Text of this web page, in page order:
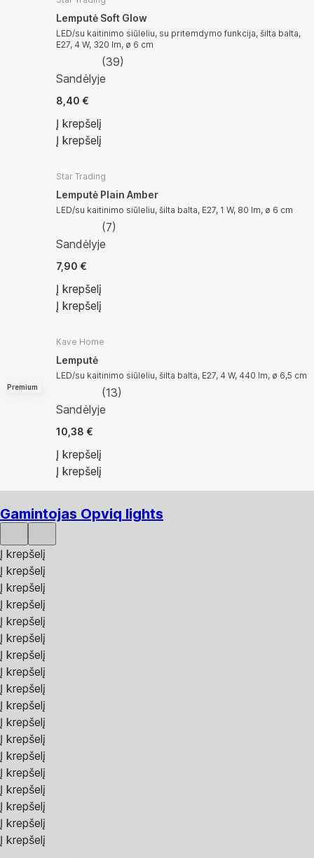
Lemputė Soft Glow
LED/su kaitinimo siūleliu, su pritemdymo funkcija, šilta balta,
E27, 4 W, 320 lm, ø 6 cm
(39)
Sandėlyje
8,40 €
Į krepšelį
Į krepšelį
Star Trading
Lemputė Plain Amber
LED/su kaitinimo siūleliu, šilta balta, E27, 1 W, 80 lm, ø 6 cm
(7)
Sandėlyje
7,90 €
Į krepšelį
Į krepšelį
Premium
Kave Home
Lemputė
LED/su kaitinimo siūleliu, šilta balta, E27, 4 W, 440 lm, ø 6,5 cm
(13)
Sandėlyje
10,38 €
Į krepšelį
Į krepšelį
Gamintojas Opviq lights
Į krepšelį
Į krepšelį
Į krepšelį
Į krepšelį
Į krepšelį
Į krepšelį
Į krepšelį
Į krepšelį
Į krepšelį
Į krepšelį
Į krepšelį
Į krepšelį
Į krepšelį
Į krepšelį
Į krepšelį
Į krepšelį
Į krepšelį
Į krepšelį